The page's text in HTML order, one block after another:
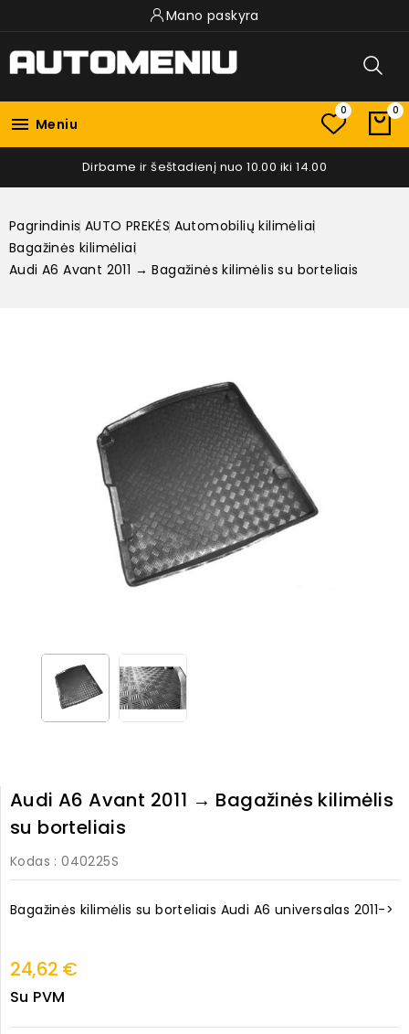
Mano paskyra
 Meniu
0 0
Dirbame ir šeštadienį nuo 10.00 iki 14.00
Pagrindinis AUTO PREKĖS Automobilių kilimėliai
Bagažinės kilimėliai
Audi A6 Avant 2011 → Bagažinės kilimėlis su borteliais
Audi A6 Avant 2011 → Bagažinės kilimėlis
su borteliais
Kodas : 040225S
Bagažinės kilimėlis su borteliais Audi A6 universalas 2011->
24,62 €
Su PVM